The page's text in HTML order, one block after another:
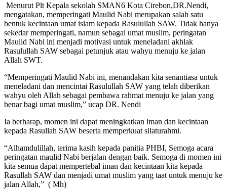
Menurut Plt Kepala sekolah SMAN6 Kota Cirebon,DR.Nendi,
mengatakan, memperingati Maulid Nabi merupakan salah satu
bentuk kecintaan umat islam kepada Rasulullah SAW. Tidak hanya
sekedar memperingati, namun sebagai umat muslim, peringatan
Maulid Nabi ini menjadi motivasi untuk meneladani akhlak
Rasulullah SAW sebagai petunjuk atau wahyu menuju ke jalan
Allah SWT.
“Memperingati Maulid Nabi ini, menandakan kita senantiasa untuk
meneladani dan mencintai Rasulullah SAW yang telah diberikan
wahyu oleh Allah sebagai pembawa rahmat menuju ke jalan yang
benar bagi umat muslim,” ucap DR. Nendi
Ia berharap, momen ini dapat meningkatkan iman dan kecintaan
kepada Rasullah SAW beserta memperkuat silaturahmi.
“Alhamdulillah, terima kasih kepada panitia PHBI, Semoga acara
peringatan maulid Nabi berjalan dengan baik. Semoga di momen ini
kita semua dapat mempertebal iman dan kecintaan kita kepada
Rasullah SAW dan menjadi umat muslim yang taat untuk menuju ke
jalan Allah,” ( Mh)